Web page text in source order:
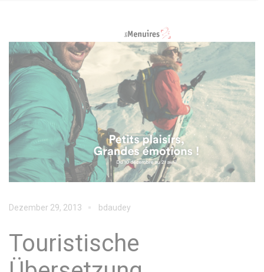
Dezember 29, 2013 bdaudey
Touristische